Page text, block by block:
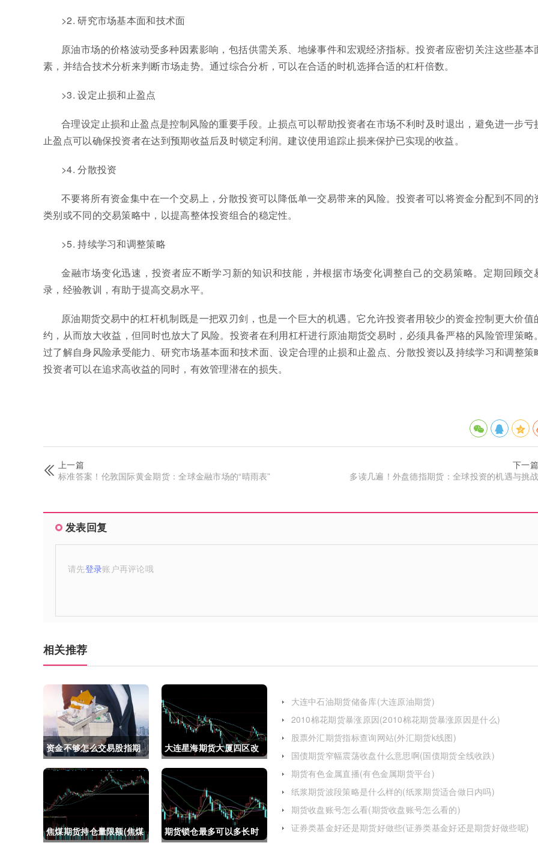
>2. 研究市场基本面和技术面
原油市场的价格波动受多种因素影响，包括供需关系、地缘事件和宏观经济指标。投资者应密切关注这些基本
素，并结合技术分析来判断市场走势。通过综合分析，可以在合适的时机选择合适的杠杆倍数。
>3. 设定止损和止盈点
合理设定止损和止盈点是控制风险的重要手段。止损点可以帮助投资者在市场不利时及时退出，避免进一步亏
止盈点可以确保投资者在达到预期收益后及时锁定利润。建议使用追踪止损来保护已实现的收益。
>4. 分散投资
不要将所有资金集中在一个交易上，分散投资可以降低单一交易带来的风险。投资者可以将资金分配到不同的
类别或不同的交易策略中，以提高整体投资组合的稳定性。
>5. 持续学习和调整策略
金融市场变化迅速，投资者应不断学习新的知识和技能，并根据市场变化调整自己的交易策略。定期回顾交
录，经验教训，有助于提高交易水平。
原油期货交易中的杠杆机制既是一把双刃剑，也是一个巨大的机遇。它允许投资者用较少的资金控制更大价值
约，从而放大收益，但同时也放大了风险。投资者在利用杠杆进行原油期货交易时，必须具备严格的风险管理策略
过了解自身风险承受能力、研究市场基本面和技术面、设定合理的止损和止盈点、分散投资以及持续学习和调整策
投资者可以在追求高收益的同时，有效管理潜在的损失。
上一篇
标准答案！伦敦国际黄金期货：全球金融市场的“晴雨表”
下一篇
多读几遍！外盘德指期货：全球投资的机遇与挑战
发表回复
请先登录账户再评论哦
相关推荐
资金不够怎么交易股指期
货(资金不够怎么交易股指
期货呢)
大连星海期货大厦四区改
建(大连星海广场期货大
厦)
焦煤期货持仓量限额(焦煤 期货锁仓最多可以多长时
大连中石油期货储备库(大连原油期货)
2010棉花期货暴涨原因(2010棉花期货暴涨原因是什么)
股票外汇期货指标查询网站(外汇期货k线图)
国债期货窄幅震荡收盘什么意思啊(国债期货全线收跌)
期货有色金属直播(有色金属期货平台)
纸浆期货波段策略是什么样的(纸浆期货适合做日内吗)
期货收盘账号怎么看(期货收盘账号怎么看的)
证券类基金好还是期货好做些(证券类基金好还是期货好做些呢)